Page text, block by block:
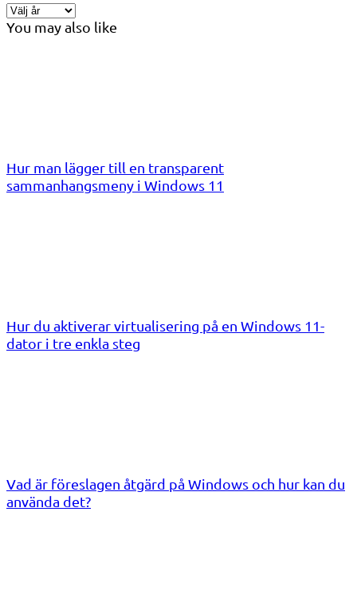
You may also like
Hur man lägger till en transparent
sammanhangsmeny i Windows 11
Hur du aktiverar virtualisering på en Windows 11-
dator i tre enkla steg
Vad är föreslagen åtgärd på Windows och hur kan du
använda det?